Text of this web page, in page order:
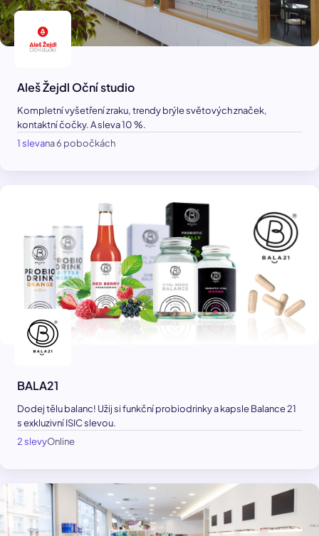
Aleš Žejdl Oční studio
Kompletní vyšetření zraku, trendy brýle světových značek,
kontaktní čočky. A sleva 10 %.
1 slevana 6 pobočkách
BALA21
Dodej tělu balanc! Užij si funkční probiodrinky a kapsle Balance 21
s exkluzivní ISIC slevou.
2 slevyOnline